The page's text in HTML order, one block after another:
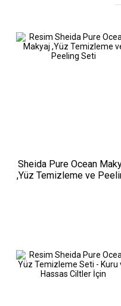
Sheida Pure Ocean
,Yüz Temizleme ve